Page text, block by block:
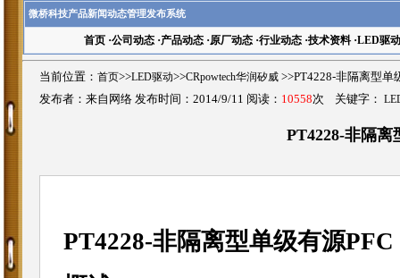
微桥科技产品新闻动态管理发布系统
首页·公司动态·产品动态·原厂动态·行业动态·技术资料·LED驱动
当前位置： 首页>>LED驱动>>CRpowtech华润矽威 >>PT4228-非隔离型
发布者：来自网络 发布时间：2014/9/11 阅读： 10558次 关键字：
PT4228-非隔
PT4228-非隔离型单级有源